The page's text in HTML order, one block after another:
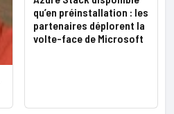
qu’en préinstallation : les
partenaires déplorent la
volte-face de Microsoft